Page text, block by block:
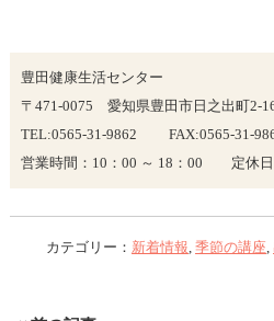
豊田健康生活センター
〒471-0075 愛知県豊田市日之出町2-
TEL:0565-31-9862 FAX:0565-31-
営業時間：10：00 ～ 18：00 定休日
カテゴリー： 新着情報,季節の講座,